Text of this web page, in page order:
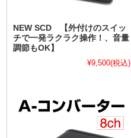
NEW SCD 【外付けのスイッ
チで一発ラクラク操作！、音量
調節もOK】
¥9,500(税込)